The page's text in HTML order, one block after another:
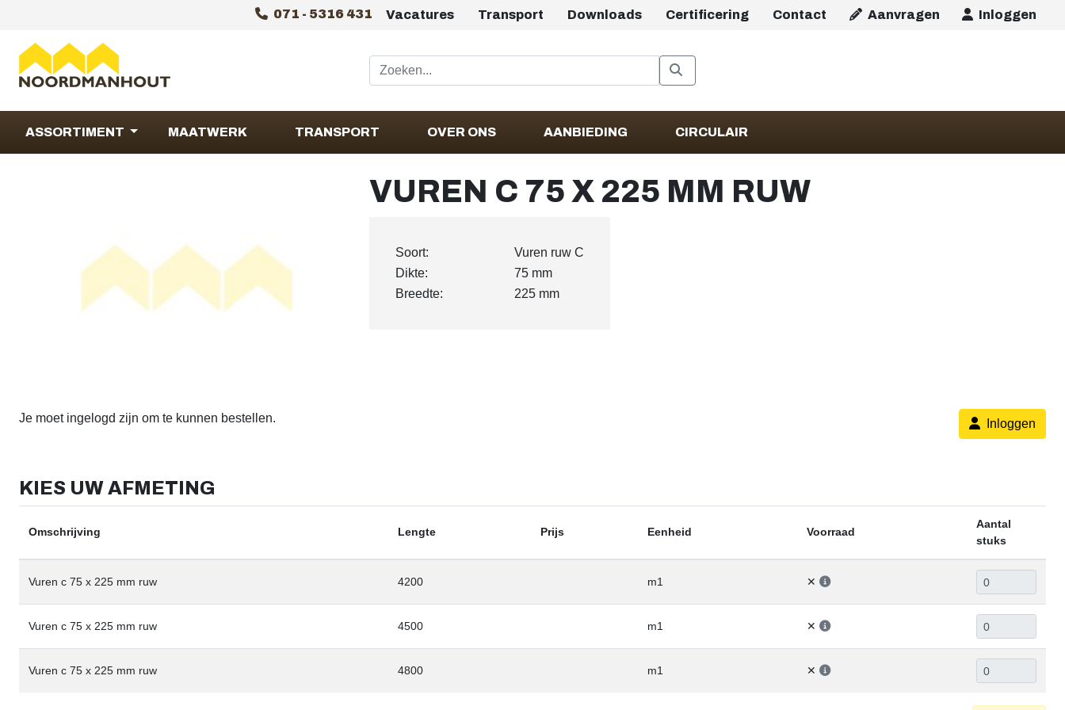
071 - 5316 431 Vacatures Transport Downloads Certificering Contact Aanvragen Inloggen
ASSORTIMENT MAATWERK TRANSPORT OVER ONS AANBIEDING CIRCULAIR
VUREN C 75 X 225 MM RUW
Soort:
Vuren ruw C
Dikte:
75 mm
Breedte:
225 mm
Je moet ingelogd zijn om te kunnen bestellen. Inloggen
KIES UW AFMETING
Omschrijving Lengte Prijs Eenheid Voorraad
Aantal
stuks
Vuren c 75 x 225 mm ruw 4200 m1 ✕
Vuren c 75 x 225 mm ruw 4500 m1 ✕
Vuren c 75 x 225 mm ruw 4800 m1 ✕